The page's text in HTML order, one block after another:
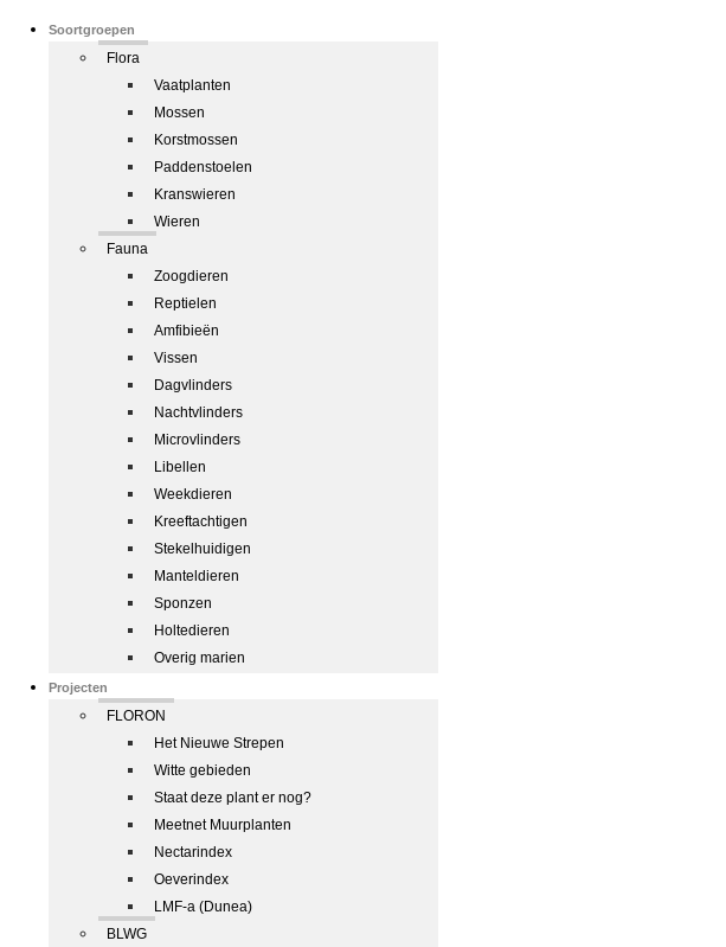
Soortgroepen
Flora
Vaatplanten
Mossen
Korstmossen
Paddenstoelen
Kranswieren
Wieren
Fauna
Zoogdieren
Reptielen
Amfibieën
Vissen
Dagvlinders
Nachtvlinders
Microvlinders
Libellen
Weekdieren
Kreeftachtigen
Stekelhuidigen
Manteldieren
Sponzen
Holtedieren
Overig marien
Projecten
FLORON
Het Nieuwe Strepen
Witte gebieden
Staat deze plant er nog?
Meetnet Muurplanten
Nectarindex
Oeverindex
LMF-a (Dunea)
BLWG